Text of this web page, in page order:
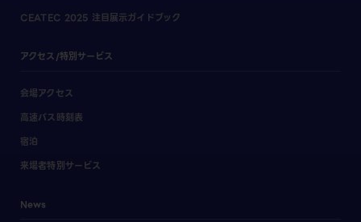
CEATEC 2025 注目展示ガイドブック
アクセス/特別サービス
会場アクセス
高速バス時刻表
宿泊
来場者特別サービス
News